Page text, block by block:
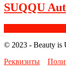
SUQQU
© 2023 - Beauty is
Реквизиты